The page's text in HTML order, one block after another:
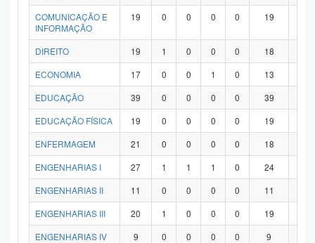
COMUNICAÇÃO E
INFORMAÇÃO
19 0 0 0 0 19
DIREITO 19 1 0 0 0 18
ECONOMIA
17 0 0 1 0 13
EDUCAÇÃO
39 0 0 0 0 39
EDUCAÇÃO FÍSICA
19 0 0 0 0 19
ENFERMAGEM
21 0 0 0 0 18
ENGENHARIAS I
27 1 1 1 0 24
ENGENHARIAS II
11 0 0 0 0 11
ENGENHARIAS III
20 1 0 0 0 19
ENGENHARIAS IV
9 0 0 0 0 9